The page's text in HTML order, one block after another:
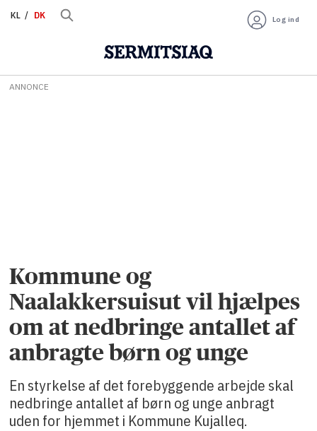
KL DK Log ind
ANNONCE
Kommune og
Naalakkersuisut vil hjælpes
om at nedbringe antallet af
anbragte børn og unge
En styrkelse af det forebyggende arbejde skal
nedbringe antallet af børn og unge anbragt
uden for hjemmet i Kommune Kujalleq.